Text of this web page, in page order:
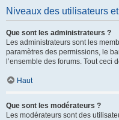
Niveaux des utilisateurs
Que sont les administrateurs ?
Les administrateurs sont les
paramètres des permissions, le
l’ensemble des forums. Tout
Haut
Que sont les modérateurs ?
Les modérateurs sont des